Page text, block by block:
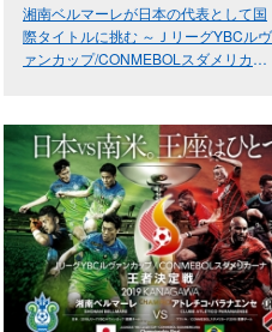
湘南ベルマーレが日本の代表として国
際タイトルに挑む ～ＪリーグYBCルヴ
ァンカップ/CONMEBOLスダメリカー